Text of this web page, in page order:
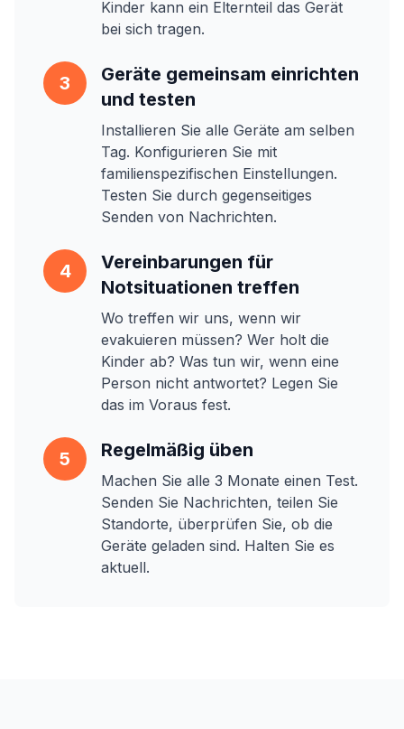
Kinder kann ein Elternteil das Gerät
bei sich tragen.
3
Geräte gemeinsam einrichten
und testen
Installieren Sie alle Geräte am selben
Tag. Konfigurieren Sie mit
familienspezifischen Einstellungen.
Testen Sie durch gegenseitiges
Senden von Nachrichten.
4
Vereinbarungen für
Notsituationen treffen
Wo treffen wir uns, wenn wir
evakuieren müssen? Wer holt die
Kinder ab? Was tun wir, wenn eine
Person nicht antwortet? Legen Sie
das im Voraus fest.
5 Regelmäßig üben
Machen Sie alle 3 Monate einen Test.
Senden Sie Nachrichten, teilen Sie
Standorte, überprüfen Sie, ob die
Geräte geladen sind. Halten Sie es
aktuell.